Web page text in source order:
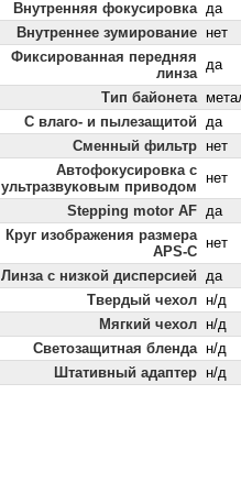
Внутренняя фокусировка да
Внутреннее зумирование нет
Фиксированная передняя
линза
да
Тип байонета
С влаго- и пылезащитой да
Сменный фильтр нет
Автофокусировка с
ультразвуковым приводом
нет
Stepping motor AF да
Круг изображения размера
APS-C
нет
Линза с низкой дисперсией да
Твердый чехол н/д
Мягкий чехол н/д
Светозащитная бленда н/д
Штативный адаптер н/д